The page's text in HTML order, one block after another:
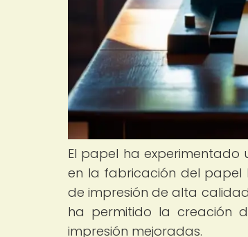
El papel ha experimentado
en la fabricación del papel
de impresión de alta
ha permitido la creación
impresión mejoradas.